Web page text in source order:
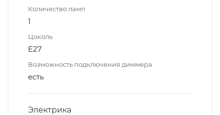
Количество ламп
1
Цоколь
E27
Возможность подключения диммера
есть
Электрика